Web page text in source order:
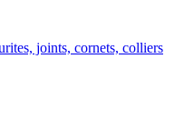
joints, cornets, colliers